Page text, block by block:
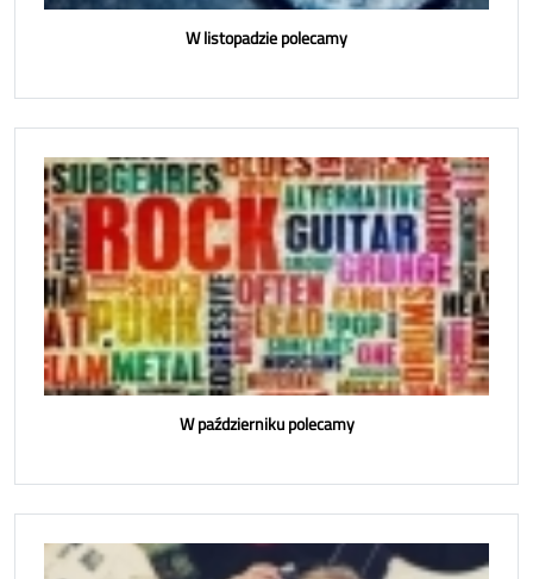
W listopadzie polecamy
W październiku polecamy